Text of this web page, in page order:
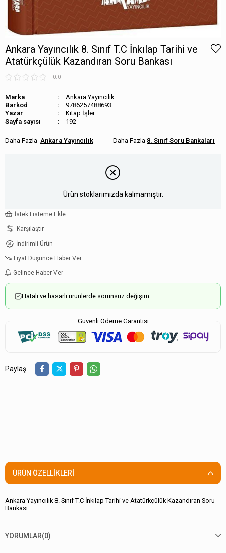
Ankara Yayıncılık 8. Sınıf T.C İnkılap Tarihi ve
Atatürkçülük Kazandıran Soru Bankası
0.0
Marka
Ankara Yayıncılık
Barkod
9786257488693
Kitap İşler
Sayfa sayısı
192
Ankara Yayıncılık 8. Sınıf Soru Bankaları
Ürün stoklarımızda kalmamıştır.
İstek Listeme Ekle
Karşılaştır
İndirimli Ürün
Fiyat Düşünce Haber Ver
Gelince Haber Ver
Hatalı ve hasarlı ürünlerde sorunsuz değişim
Güvenli Ödeme Garantisi
Paylaş
ÜRÜN ÖZELLIKLERI
Ankara Yayıncılık 8. Sınıf T.C İnkılap Tarihi ve Atatürkçülük Kazandıran Soru
Bankası
YORUMLAR(0)